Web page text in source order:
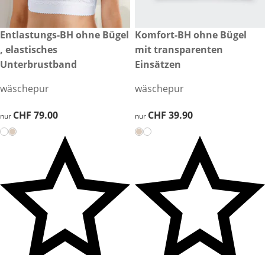
CHF 79.00
Entlastungs-BH ohne Bügel
, elastisches
Unterbrustband
wäschepur
CHF 79.00
nur CHF 79.00
CHF 39.90
Komfort-BH ohne Bügel
mit transparenten
Einsätzen
wäschepur
CHF 39.90
nur CHF 39.90